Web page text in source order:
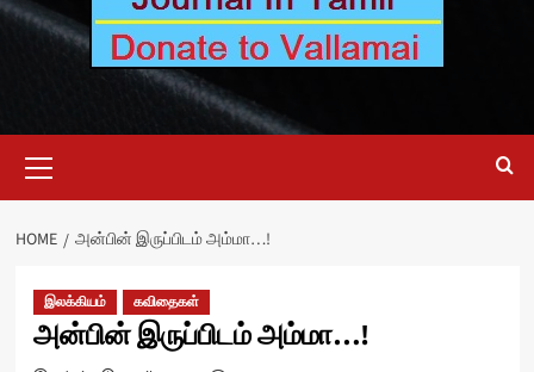
Menu
HOME அன்பின் இருப்பிடம் அம்மா…!
இலக்கியம் கவிதைகள்
அன்பின் இருப்பிடம் அம்மா…!